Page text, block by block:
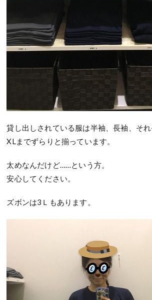
貸し出しされている服は半袖、長袖、そ
XLまでずらりと揃っています。
太めなんだけど……という方。
安心してください。
ズボンは3Ｌもあります。